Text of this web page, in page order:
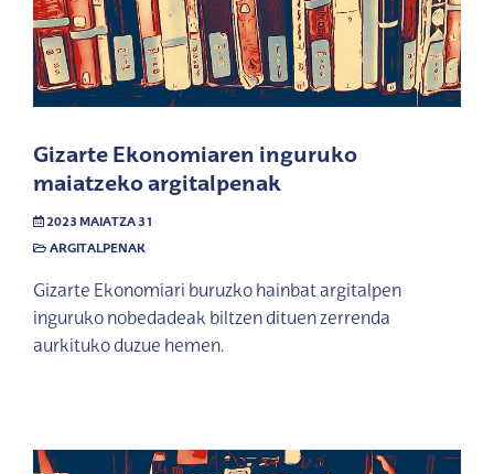
Gizarte Ekonomiaren inguruko
maiatzeko argitalpenak
2023 MAIATZA 31
ARGITALPENAK
Gizarte Ekonomiari buruzko hainbat argitalpen
inguruko nobedadeak biltzen dituen zerrenda
aurkituko duzue hemen.